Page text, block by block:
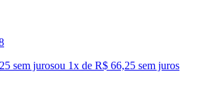
sem jurosou 1x de R$ 66,25 sem juros